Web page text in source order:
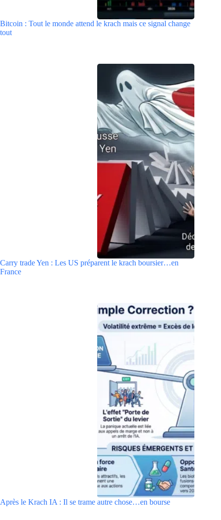
Bitcoin : Tout le monde attend le krach mais ce signal change
tout
Carry trade Yen : Les US préparent le krach boursier…en
France
Après le Krach IA : Il se trame autre chose…en bourse